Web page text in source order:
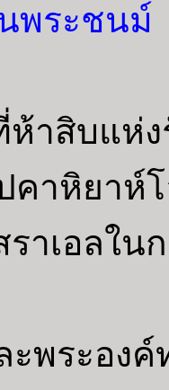
นพระช
าสิบแห่
าหิยาห์โ
ราเอลใ
ะองค์ท